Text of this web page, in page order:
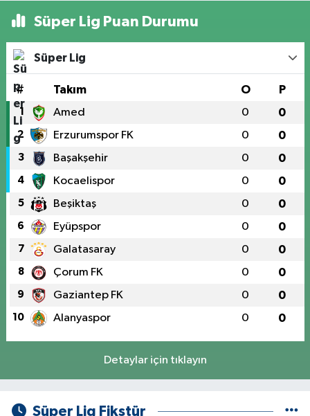
Süper Lig Puan Durumu
Süper Lig
# Takım O P
1 Amed 0 0
2 Erzurumspor FK 0 0
3 Başakşehir 0 0
4 Kocaelispor 0 0
5 Beşiktaş 0 0
6 Eyüpspor 0 0
7 Galatasaray 0 0
8 Çorum FK 0 0
9 Gaziantep FK 0 0
10 Alanyaspor 0 0
Detaylar için tıklayın
Süper Lig Fikstür